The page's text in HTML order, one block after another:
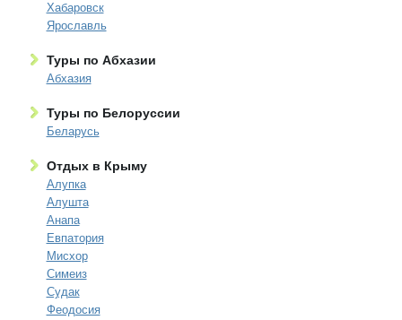
Хабаровск
Ярославль
Туры по Абхазии
Абхазия
Туры по Белоруссии
Беларусь
Отдых в Крыму
Алупка
Алушта
Анапа
Евпатория
Мисхор
Симеиз
Судак
Феодосия